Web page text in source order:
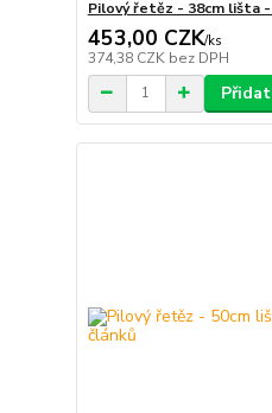
Pilový řetěz - 38cm lišta
453,00 CZK/ks
374,38 CZK bez DPH